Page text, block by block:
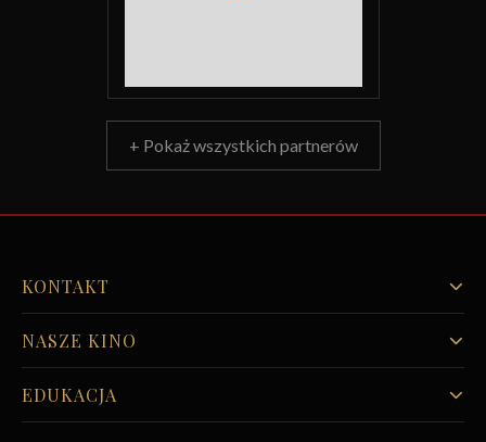
+ Pokaż wszystkich partnerów
KONTAKT
NASZE KINO
EDUKACJA